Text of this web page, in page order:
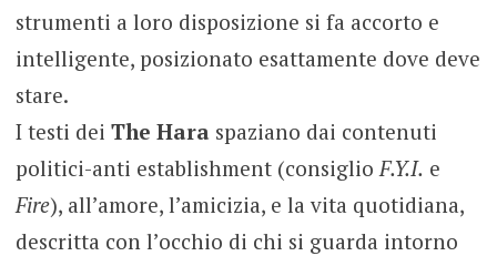
strumenti a loro disposizione si fa accorto e
intelligente, posizionato esattamente dove deve
stare.
I testi dei The Hara spaziano dai contenuti
politici-anti establishment (consiglio F.Y.I. e
Fire), all’amore, l’amicizia, e la vita quotidiana,
descritta con l’occhio di chi si guarda intorno